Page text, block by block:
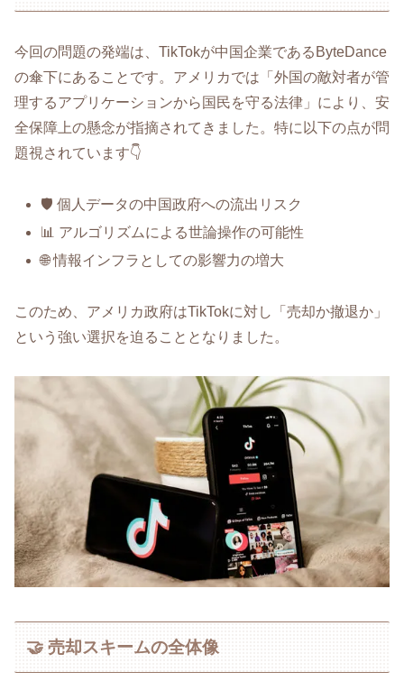
今回の問題の発端は、TikTokが中国企業であるByteDance
の傘下にあることです。アメリカでは「外国の敵対者が管
理するアプリケーションから国民を守る法律」により、安
全保障上の懸念が指摘されてきました。特に以下の点が問
題視されています👇
🛡️ 個人データの中国政府への流出リスク
📊 アルゴリズムによる世論操作の可能性
🌐 情報インフラとしての影響力の増大
このため、アメリカ政府はTikTokに対し「売却か撤退か」
という強い選択を迫ることとなりました。
🤝 売却スキームの全体像